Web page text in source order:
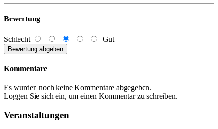
Bewertung
Schlecht Gut
Kommentare
Es wurden noch keine Kommentare abgegeben.
Loggen Sie sich ein, um einen Kommentar zu schreiben.
Veranstaltungen